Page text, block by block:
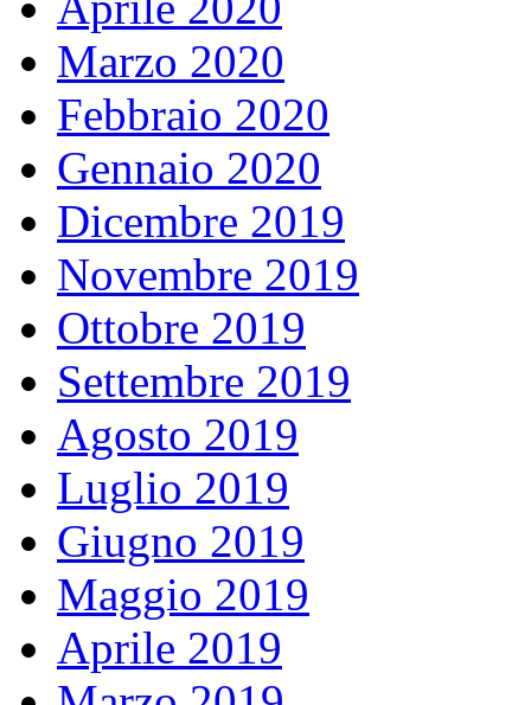
Marzo 2020
Febbraio 2020
Gennaio 2020
Dicembre 2019
Novembre 2019
Ottobre 2019
Settembre 2019
Agosto 2019
Luglio 2019
Giugno 2019
Maggio 2019
Aprile 2019